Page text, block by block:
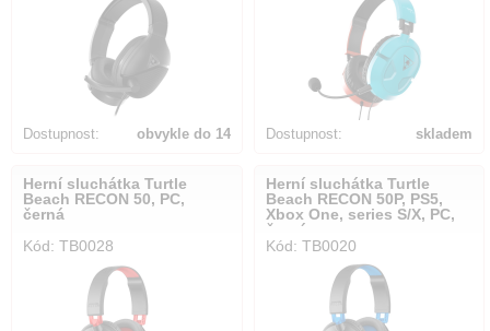
Dostupnost:
obvykle do 14
Dostupnost: skladem
Herní sluchátka Turtle
Beach RECON 50, PC,
černá
Kód: TB0028
Herní sluchátka Turtle
Beach RECON 50P, PS5,
Xbox One, series S/X, PC,
černá
Kód: TB0020